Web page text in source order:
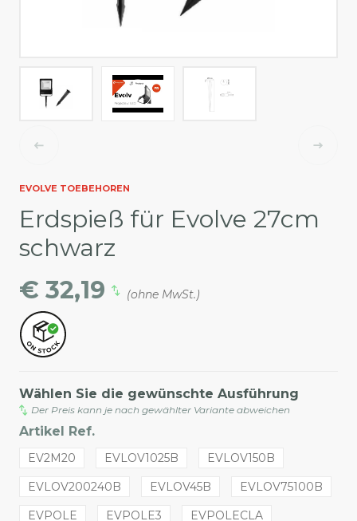
EVOLVE TOEBEHOREN
Erdspieß für Evolve 27cm
schwarz
€ 32,19
(ohne MwSt.)
Wählen Sie die gewünschte Ausführung
Der Preis kann je nach gewählter Variante abweichen
Artikel Ref.
EV2M20 EVLOV1025B
EVLOV150B
EVLOV200240B
EVLOV45B
EVLOV75100B
EVPOLE
EVPOLE3
EVPOLECLA